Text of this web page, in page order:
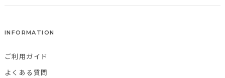
INFORMATION
ご利用ガイド
よくある質問